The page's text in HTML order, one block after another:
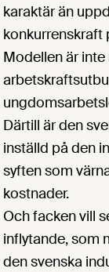
karaktär än
konkurrenskraft
Modellen är
Därtill är den
inställd på den
syften som
kostnader.
Och facken vill
inflytande, som
den svenska